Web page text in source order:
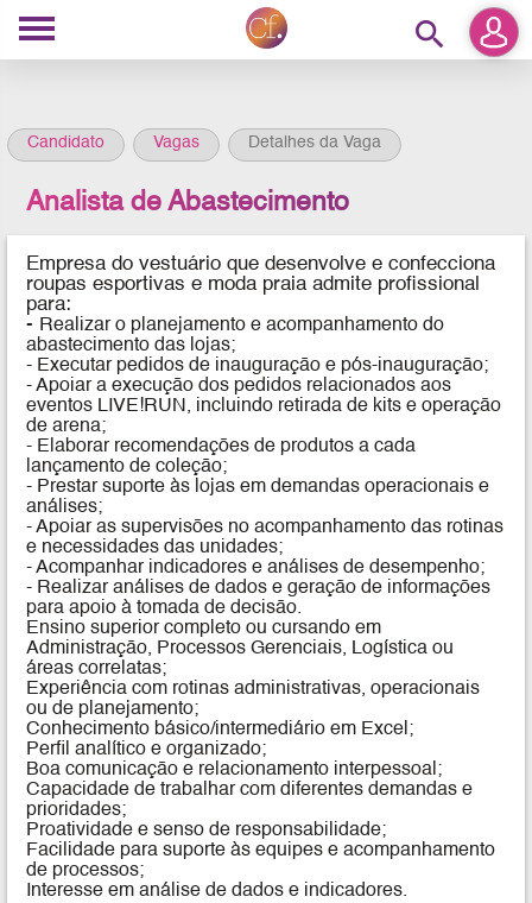
search
Candidato Vagas Detalhes da Vaga
Analista de Abastecimento
Empresa do vestuário que desenvolve e confecciona
roupas esportivas e moda praia admite profissional
para:
- Realizar o planejamento e acompanhamento do
abastecimento das lojas;
- Executar pedidos de inauguração e pós-inauguração;
- Apoiar a execução dos pedidos relacionados aos
eventos LIVE!RUN, incluindo retirada de kits e operação
de arena;
- Elaborar recomendações de produtos a cada
lançamento de coleção;
- Prestar suporte às lojas em demandas operacionais e
análises;
- Apoiar as supervisões no acompanhamento das rotinas
e necessidades das unidades;
- Acompanhar indicadores e análises de desempenho;
- Realizar análises de dados e geração de informações
para apoio à tomada de decisão.
Ensino superior completo ou cursando em
Administração, Processos Gerenciais, Logística ou
áreas correlatas;
Experiência com rotinas administrativas, operacionais
ou de planejamento;
Conhecimento básico/intermediário em Excel;
Perfil analítico e organizado;
Boa comunicação e relacionamento interpessoal;
Capacidade de trabalhar com diferentes demandas e
prioridades;
Proatividade e senso de responsabilidade;
Facilidade para suporte às equipes e acompanhamento
de processos;
Interesse em análise de dados e indicadores.